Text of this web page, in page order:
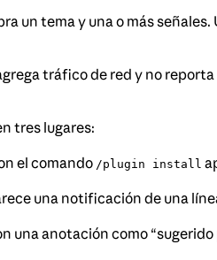
un tema y una o más
tráfico de red y no
tres lugares:
el comando /plugin install
una notificación de una
una anotación como